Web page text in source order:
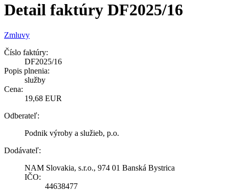
Detail faktúry DF2025/16
Zmluvy
Číslo faktúry:
DF2025/16
Popis plnenia:
služby
Cena:
19,68 EUR
Odberateľ:
Podnik výroby a služieb, p.o.
Dodávateľ:
NAM Slovakia, s.r.o., 974 01 Banská Bystrica
IČO:
44638477